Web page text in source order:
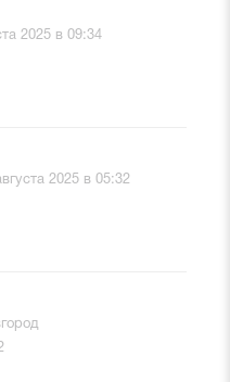
2025 в 09:34
2025 в 05:32